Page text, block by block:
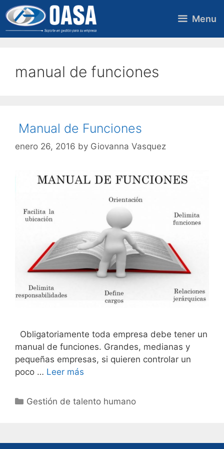
Skip
to
content
Menu
manual de funciones
Manual de Funciones
enero 26, 2016 by Giovanna Vasquez
Obligatoriamente toda empresa debe tener un
manual de funciones. Grandes, medianas y
pequeñas empresas, si quieren controlar un
poco … Leer más
Categories
Gestión de talento humano